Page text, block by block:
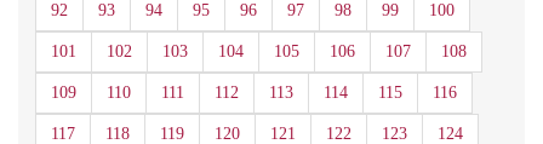
92 93 94 95 96 97 98 99 100
101 102 103 104 105 106 107 108
109 110 111 112 113 114 115 116
117 118 119 120 121 122 123 124